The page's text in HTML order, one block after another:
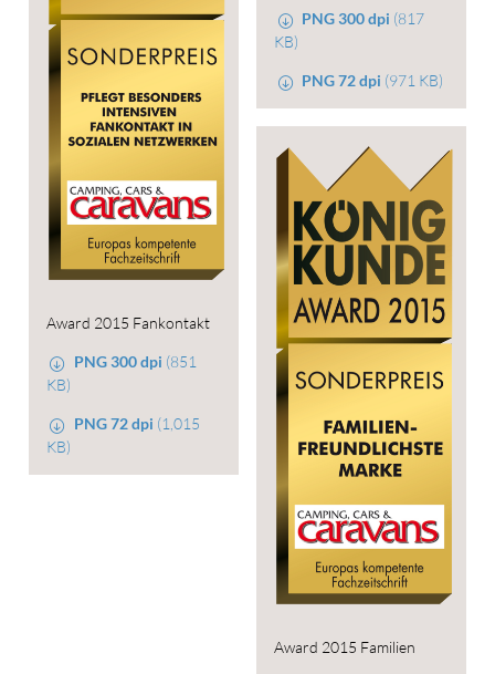
PNG 300 dpi (817
KB)
PNG 72 dpi (971 KB)
Award 2015 Fankontakt
PNG 300 dpi (851
KB)
PNG 72 dpi (1,015
KB)
Award 2015 Familien